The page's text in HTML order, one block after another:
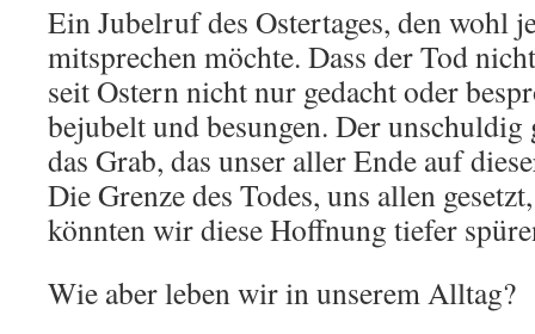
Ein Jubelruf des Ostertages, den wohl
mitsprechen möchte. Dass der Tod
seit Ostern nicht nur gedacht oder
bejubelt und besungen. Der unschuldig
das Grab, das unser aller Ende auf
Die Grenze des Todes, uns allen
könnten wir diese Hoffnung tiefer
Wie aber leben wir in unserem Alltag?